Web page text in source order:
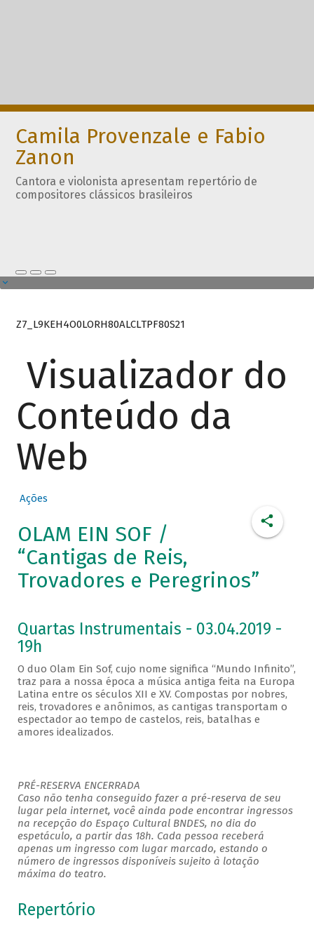
Camila Provenzale e Fabio
Zanon
Cantora e violonista apresentam repertório de
compositores clássicos brasileiros
Z7_L9KEH4O0LORH80ALCLTPF80S21
Visualizador do
Conteúdo da
Web
Ações
OLAM EIN SOF /
“Cantigas de Reis,
Trovadores e Peregrinos”
Quartas Instrumentais - 03.04.2019 -
19h
O duo Olam Ein Sof, cujo nome significa “Mundo Infinito”,
traz para a nossa época a música antiga feita na Europa
Latina entre os séculos XII e XV. Compostas por nobres,
reis, trovadores e anônimos, as cantigas transportam o
espectador ao tempo de castelos, reis, batalhas e
amores idealizados.
PRÉ-RESERVA ENCERRADA
Caso não tenha conseguido fazer a pré-reserva de seu
lugar pela internet, você ainda pode encontrar ingressos
na recepção do Espaço Cultural BNDES, no dia do
espetáculo, a partir das 18h. Cada pessoa receberá
apenas um ingresso com lugar marcado, estando o
número de ingressos disponíveis sujeito à lotação
máxima do teatro.
Repertório